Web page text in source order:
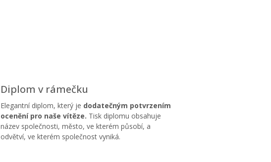
Diplom v rámečku
Elegantní diplom, který je dodatečným potvrzením
ocenění pro naše vítěze. Tisk diplomu obsahuje
název společnosti, město, ve kterém působí, a
odvětví, ve kterém společnost vyniká.